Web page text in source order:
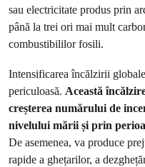
sau electricitate produs prin
până la trei ori mai mult
combustibililor fosili.
Intensificarea încălzirii
periculoasă. Această
creșterea numărului de
nivelului mării și prin
De asemenea, va produce
rapide a ghețarilor, a